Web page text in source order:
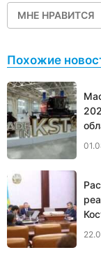
МНЕ НРАВИТСЯ
Похожие